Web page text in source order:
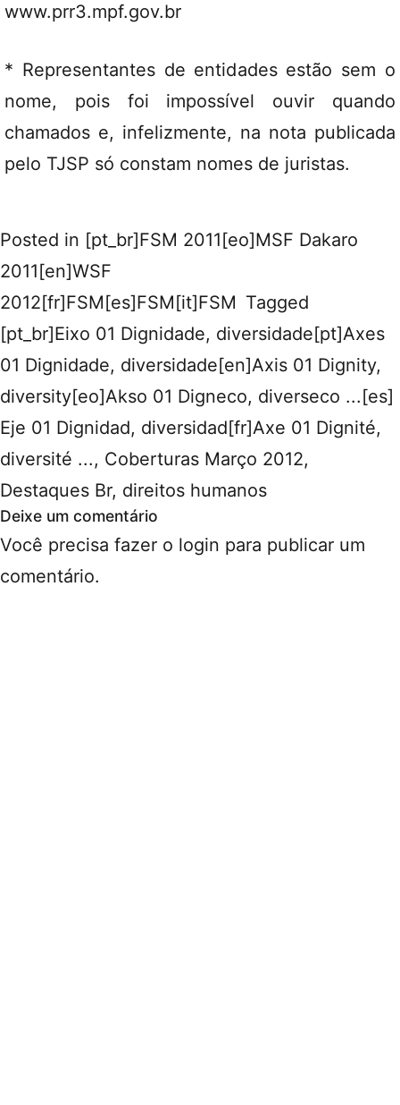
www.prr3.mpf.gov.br
* Representantes de entidades estão sem o
nome, pois foi impossível ouvir quando
chamados e, infelizmente, na nota publicada
pelo TJSP só constam nomes de juristas.
Posted in [pt_br]FSM 2011[eo]MSF Dakaro
2011[en]WSF
2012[fr]FSM[es]FSM[it]FSM Tagged
[pt_br]Eixo 01 Dignidade, diversidade[pt]Axes
01 Dignidade, diversidade[en]Axis 01 Dignity,
diversity[eo]Akso 01 Digneco, diverseco ...[es]
Eje 01 Dignidad, diversidad[fr]Axe 01 Dignité,
diversité ..., Coberturas Março 2012,
Destaques Br, direitos humanos
Deixe um comentário
Você precisa fazer o login para publicar um
comentário.